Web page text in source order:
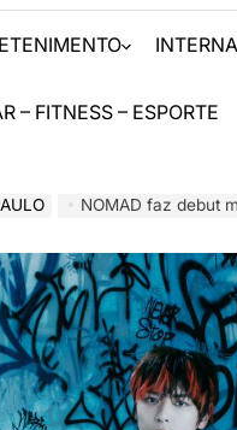
– FITNESS – ESPORTE
NOMAD faz debut